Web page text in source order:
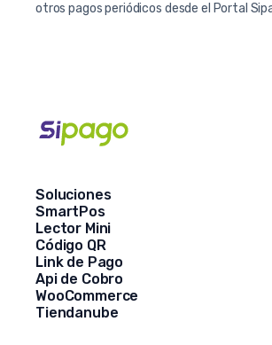
otros pagos periódicos desde el Portal
Soluciones
SmartPos
Lector Mini
Código QR
Link de Pago
Api de Cobro
WooCommerce
Tiendanube